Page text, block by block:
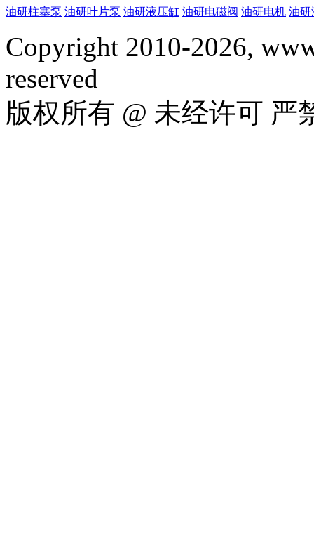
油研柱塞泵 油研叶片泵 油研液压缸 油研电磁阀 油研电机 油研
Copyright 2010-2026,
reserved
版权所有 @ 未经许可 严